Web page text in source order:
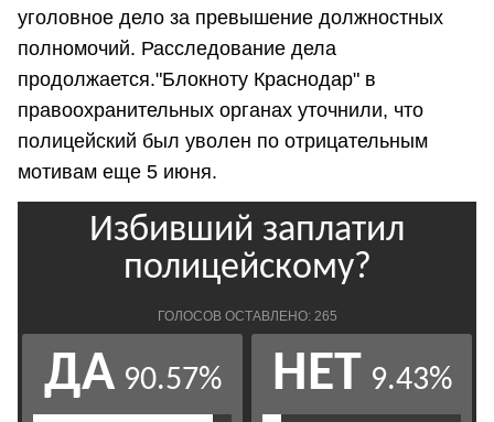
уголовное дело за превышение должностных
полномочий. Расследование дела
продолжается."Блокноту Краснодар" в
правоохранительных органах уточнили, что
полицейский был уволен по отрицательным
мотивам еще 5 июня.